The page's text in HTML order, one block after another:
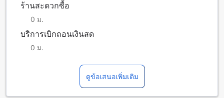
ร้านสะดวกซื้อ
0 ม.
บริการเบิกถอนเงินสด
0 ม.
ดูข้อเสนอเพิ่มเติม